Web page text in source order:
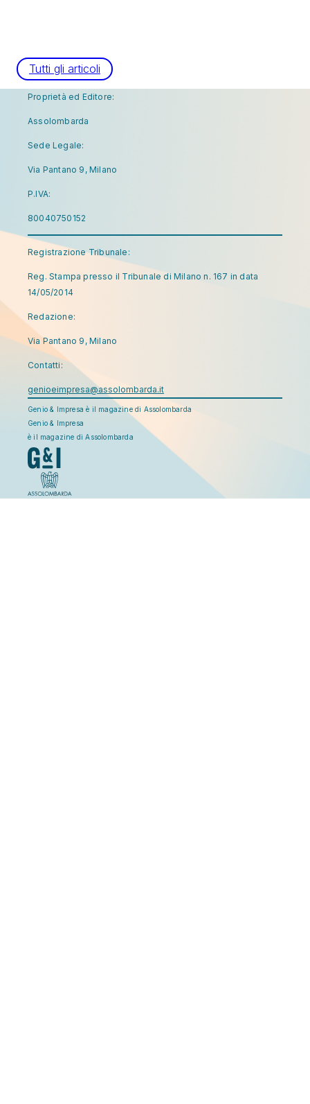
Tutti gli articoli
Proprietà ed Editore:
Assolombarda
Sede Legale:
Via Pantano 9, Milano
P.IVA:
80040750152
Registrazione Tribunale:
Reg. Stampa presso il Tribunale di Milano n. 167 in data
14/05/2014
Redazione:
Via Pantano 9, Milano
Contatti:
genioeimpresa@assolombarda.it
Genio & Impresa è il magazine di Assolombarda
Genio & Impresa
è il magazine di Assolombarda